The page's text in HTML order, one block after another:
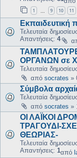
1 9 10 11
Εκπαιδευτική
Τελευταία
Απαντήσεις: 4
ΟΡΓΑΝΩΝ σε
Τελευταία
από socrates »
Σύμβολα
Τελευταία
από socrates »
ΟΙ ΛΑΪΚΟΙ
ΤΡΑΓΟΥΔΙ-
ΘΕΩΡΙΑΣ-
Τελευταία
Απαντήσεις: 1από